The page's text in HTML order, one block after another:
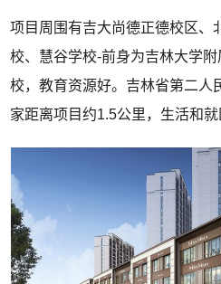
项目周围有吉大尚德正德校区、
校、慧谷学校-前身为吉林大学
校，教育资源好。吉林省第二人
家距离项目约1.5公里，生活和就